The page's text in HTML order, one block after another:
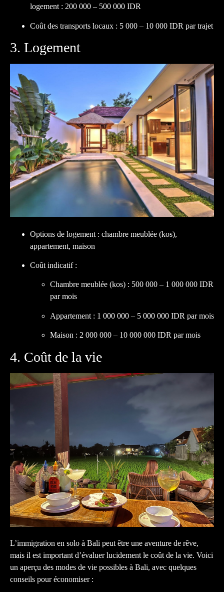
logement : 200 000 – 500 000 IDR
Coût des transports locaux : 5 000 – 10 000 IDR par trajet
3. Logement
Options de logement : chambre meublée (kos),
appartement, maison
Coût indicatif :
Chambre meublée (kos) : 500 000 – 1 000 000 IDR
par mois
Appartement : 1 000 000 – 5 000 000 IDR par mois
Maison : 2 000 000 – 10 000 000 IDR par mois
4. Coût de la vie
L’immigration en solo à Bali peut être une aventure de rêve,
mais il est important d’évaluer lucidement le coût de la vie. Voici
un aperçu des modes de vie possibles à Bali, avec quelques
conseils pour économiser :